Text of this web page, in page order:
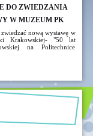
DO ZWIEDZANIA
W MUZEUM PK
nową wystawę w
Krakowskiej- "50 lat
na Politechnice